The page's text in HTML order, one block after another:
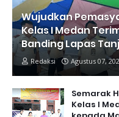
Wujudkan
Kelas I Medan
Banding Lapas
Redaksi Agustus 07,
Semarak
Kelas I